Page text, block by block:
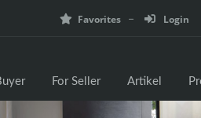
Favorites Login
For Seller Artikel